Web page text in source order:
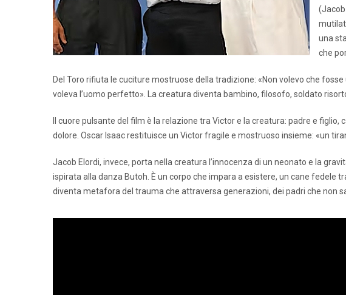
una
che
Del Toro rifiuta le cuciture mostruose della tradizione: «Non volevo che
voleva l’uomo perfetto». La creatura diventa bambino, filosofo, soldato
Il cuore pulsante del film è la relazione tra Victor e la creatura: padre e
dolore. Oscar Isaac restituisce un Victor fragile e mostruoso insieme: «un
Jacob Elordi, invece, porta nella creatura l’innocenza di un neonato e la
ispirata alla danza Butoh. È un corpo che impara a esistere, un cane fedele
diventa metafora del trauma che attraversa generazioni, dei padri che non